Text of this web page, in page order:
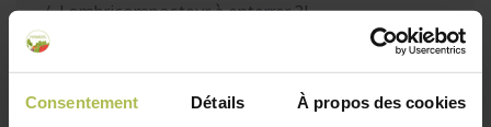
Consentement Détails À propos des cookies
Lombricomposteur à enterrer 3L